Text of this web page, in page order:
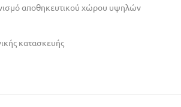
αποθηκευτικού χώρου υψηλών
κατασκευής